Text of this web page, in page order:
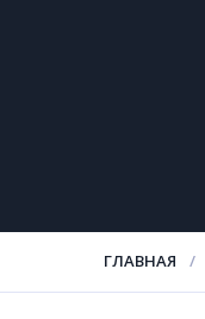
ГЛАВНАЯ